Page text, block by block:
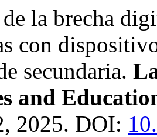
la brecha
con
secundaria.
and
2025. DOI: